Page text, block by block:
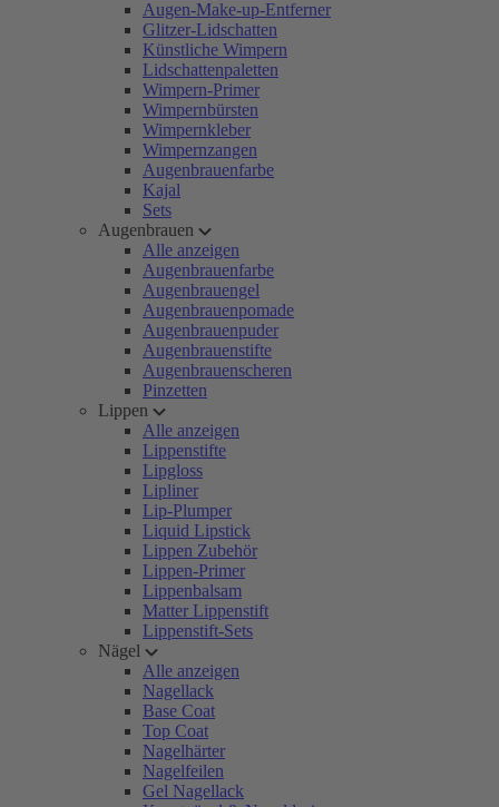
Augen-Make-up-Entferner
Glitzer-Lidschatten
Künstliche Wimpern
Lidschattenpaletten
Wimpern-Primer
Wimpernbürsten
Wimpernkleber
Wimpernzangen
Augenbrauenfarbe
Kajal
Sets
Augenbrauen
Alle anzeigen
Augenbrauenfarbe
Augenbrauengel
Augenbrauenpomade
Augenbrauenpuder
Augenbrauenstifte
Augenbrauenscheren
Pinzetten
Lippen
Alle anzeigen
Lippenstifte
Lipgloss
Lipliner
Lip-Plumper
Liquid Lipstick
Lippen Zubehör
Lippen-Primer
Lippenbalsam
Matter Lippenstift
Lippenstift-Sets
Nägel
Alle anzeigen
Nagellack
Base Coat
Top Coat
Nagelhärter
Nagelfeilen
Gel Nagellack